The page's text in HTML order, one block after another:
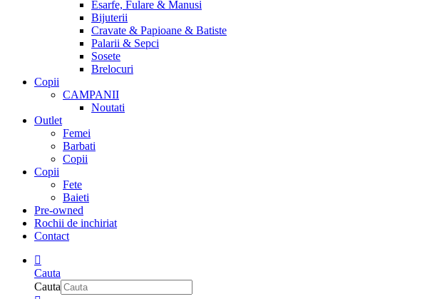
Esarfe, Fulare & Manusi
Bijuterii
Cravate & Papioane & Batiste
Palarii & Sepci
Sosete
Brelocuri
Copii
CAMPANII
Noutati
Outlet
Femei
Barbati
Copii
Copii
Fete
Baieti
Pre-owned
Rochii de inchiriat
Contact
Cauta
Cauta